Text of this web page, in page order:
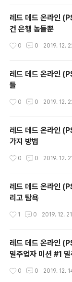
레드 데드 온라인
건 은행 놈들뿐
0 0 2019. 12.
레드 데드 온라인
들
0 0 2019. 12.
레드 데드 온라인
가지 방법
0 0 2019. 12.
레드 데드 온라인
리고 탐욕
1 0 2019. 12.
레드 데드 온라인
밀주업자 미션 #1
득, 오두막 업그레이드
0 0 2019. 12.